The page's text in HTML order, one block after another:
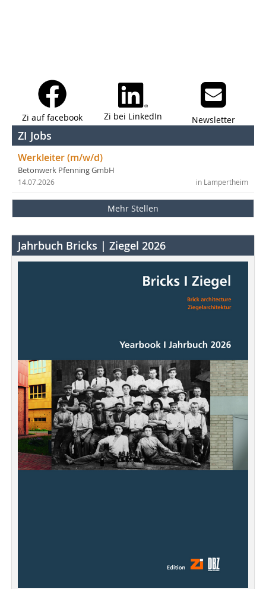
Zi auf facebook Zi bei LinkedIn Newsletter
ZI Jobs
Werkleiter (m/w/d)
Betonwerk Pfenning GmbH
in Lampertheim
14.07.2026
Mehr Stellen
Jahrbuch Bricks | Ziegel 2026